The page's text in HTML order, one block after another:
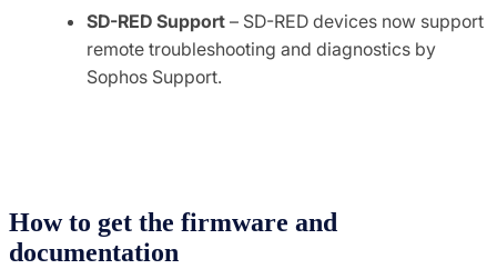
SD-RED Support – SD-RED devices now support
remote troubleshooting and diagnostics by
Sophos Support.
How to get the firmware and
documentation